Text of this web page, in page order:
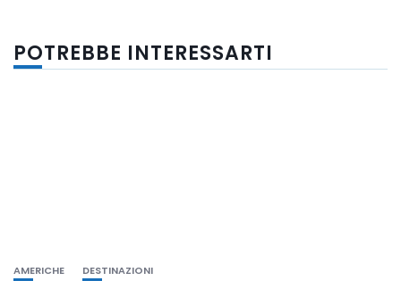
POTREBBE INTERESSARTI
AMERICHE DESTINAZIONI